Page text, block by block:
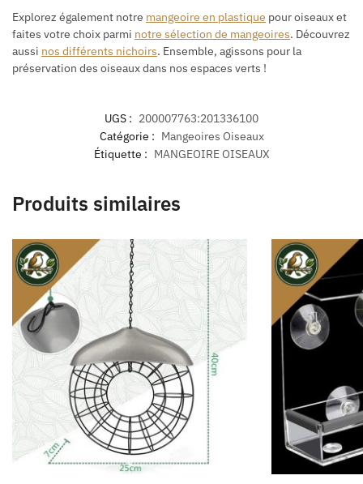
Explorez également notre mangeoire en plastique pour oiseaux et
faites votre choix parmi notre sélection de mangeoires. Découvrez
aussi nos différents nichoirs. Ensemble, agissons pour la
préservation des oiseaux dans nos espaces verts !
UGS : 200007763:201336100
Catégorie : Mangeoires Oiseaux
Étiquette : MANGEOIRE OISEAUX
Produits similaires